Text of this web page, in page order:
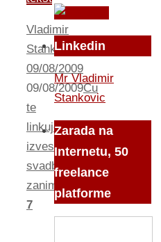
Vladimir
Stankovic
09/08/2009
09/08/2009Cu
te
linkujem...
izvestaj,
svadba
zanimljivamuzika.com
7
Linkedin
Mr Vladimir
Stankovic
Zarada na
Internetu, 50
freelance
platforme